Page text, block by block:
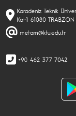
Karadeniz Teknik
Kat:1 61080 TRABZON
metam@ktu.edu.tr
+90 462 377 7042